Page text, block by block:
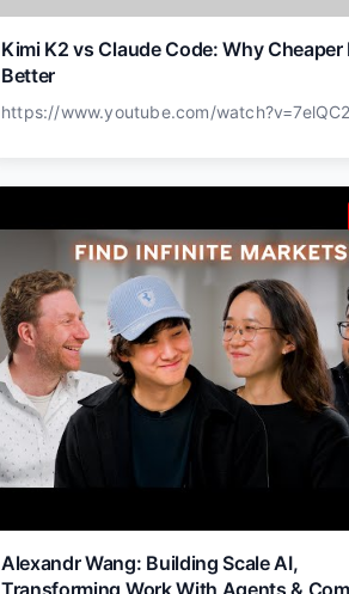
Kimi K2 vs Claude Code: Why Cheaper
Better
https://www.youtube.com/
Alexandr Wang: Building Scale AI,
Transforming Work With Agents &